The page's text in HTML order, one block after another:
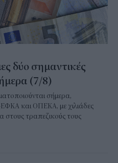
δύο σημαντικές
(7/8)
σήμερα,
και ΟΠΕΚΑ, με χιλιάδες
στους τραπεζικούς τους